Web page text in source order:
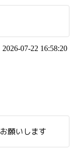
2026-07-22 16:58:20
願いします